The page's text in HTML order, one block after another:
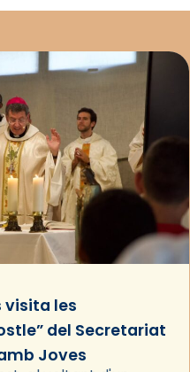
visita les
del Secretariat
Joves